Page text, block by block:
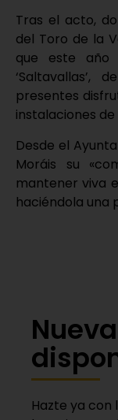
Tras el acto,
del Toro de la
que este año
‘Saltavallas’,
presentes
instalaciones de
Desde el
Moráis su
mantener viva
haciéndola una
Hazte ya con